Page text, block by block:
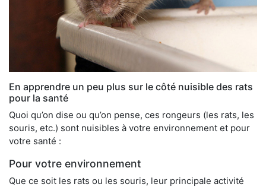
En apprendre un peu plus sur le côté nuisible des rats
pour la santé
Quoi qu’on dise ou qu’on pense, ces rongeurs (les rats, les
souris, etc.) sont nuisibles à votre environnement et pour
votre santé :
Pour votre environnement
Que ce soit les rats ou les souris, leur principale activité